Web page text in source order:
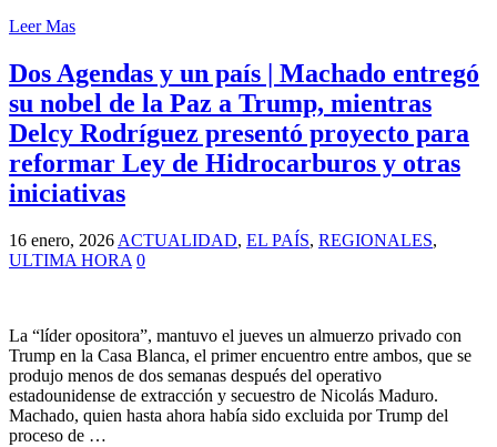
Leer Mas
Dos Agendas y un país | Machado entregó
su nobel de la Paz a Trump, mientras
Delcy Rodríguez presentó proyecto para
reformar Ley de Hidrocarburos y otras
iniciativas
16 enero, 2026 ACTUALIDAD, EL PAÍS, REGIONALES,
ULTIMA HORA 0
La “líder opositora”, mantuvo el jueves un almuerzo privado con
Trump en la Casa Blanca, el primer encuentro entre ambos, que se
produjo menos de dos semanas después del operativo
estadounidense de extracción y secuestro de Nicolás Maduro.
Machado, quien hasta ahora había sido excluida por Trump del
proceso de …